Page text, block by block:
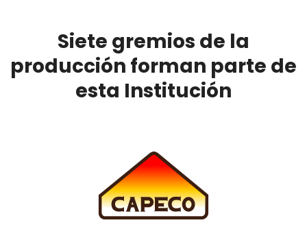
Siete gremios de la
producción forman parte de
esta Institución